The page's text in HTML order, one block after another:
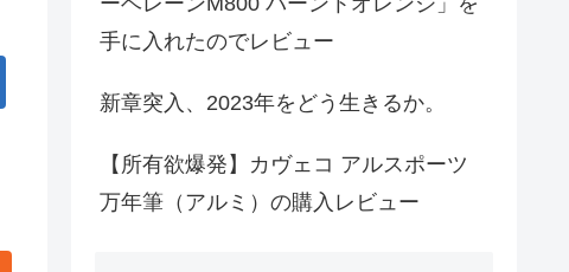
手に入れたのでレビュー
新章突入、2023年をどう生きるか。
【所有欲爆発】カヴェコ アルスポーツ
万年筆（アルミ）の購入レビュー